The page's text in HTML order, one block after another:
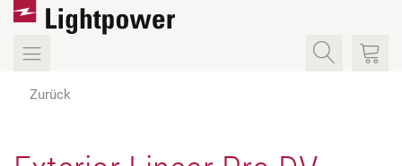
Zurück